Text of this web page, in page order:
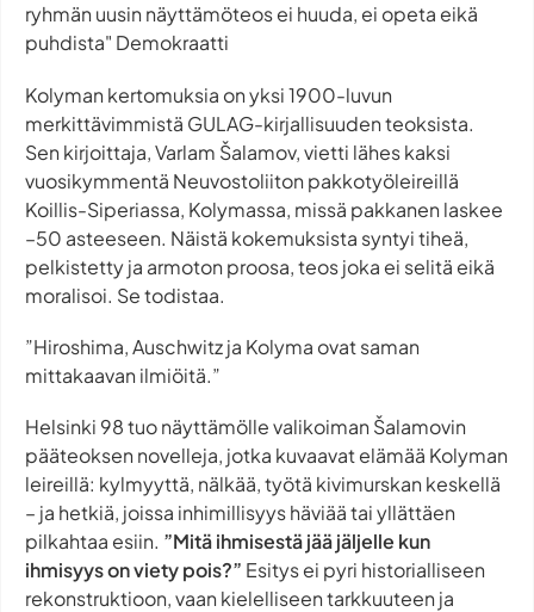
ryhmän uusin näyttämöteos ei huuda, ei opeta eikä
puhdista" Demokraatti
Kolyman kertomuksia on yksi 1900-luvun
merkittävimmistä GULAG-kirjallisuuden teoksista.
Sen kirjoittaja, Varlam Šalamov, vietti lähes kaksi
vuosikymmentä Neuvostoliiton pakkotyöleireillä
Koillis-Siperiassa, Kolymassa, missä pakkanen laskee
–50 asteeseen. Näistä kokemuksista syntyi tiheä,
pelkistetty ja armoton proosa, teos joka ei selitä eikä
moralisoi. Se todistaa.
”Hiroshima, Auschwitz ja Kolyma ovat saman
mittakaavan ilmiöitä.”
Helsinki 98 tuo näyttämölle valikoiman Šalamovin
pääteoksen novelleja, jotka kuvaavat elämää Kolyman
leireillä: kylmyyttä, nälkää, työtä kivimurskan keskellä
– ja hetkiä, joissa inhimillisyys häviää tai yllättäen
pilkahtaa esiin. ”Mitä ihmisestä jää jäljelle kun
ihmisyys on viety pois?” Esitys ei pyri historialliseen
rekonstruktioon, vaan kielelliseen tarkkuuteen ja